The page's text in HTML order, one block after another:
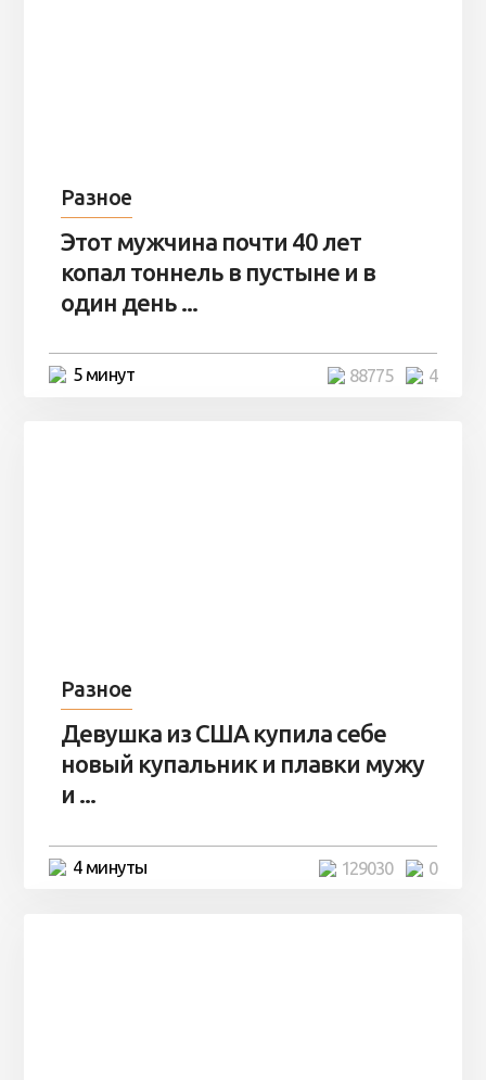
Разное
Этот мужчина почти 40 лет
копал тоннель в пустыне и в
один день ...
5 минут 4
88775
Разное
Девушка из США купила себе
новый купальник и плавки мужу
и ...
4 минуты 0
129030